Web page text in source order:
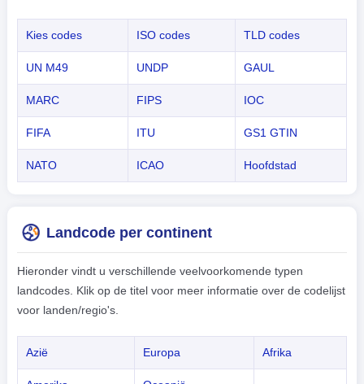
Kies codes ISO codes TLD codes
UN M49 UNDP GAUL
MARC FIPS IOC
FIFA ITU GS1 GTIN
NATO ICAO Hoofdstad
Landcode per continent
Hieronder vindt u verschillende veelvoorkomende typen
landcodes. Klik op de titel voor meer informatie over de codelijst
voor landen/regio's.
Azië Europa Afrika